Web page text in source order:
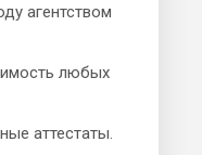
агентством
любых
аттестаты.